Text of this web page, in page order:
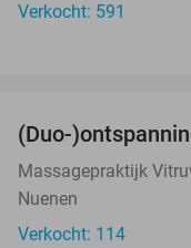
Verkocht: 591
(Duo-
Massagepraktijk
Nuenen
Verkocht: 114